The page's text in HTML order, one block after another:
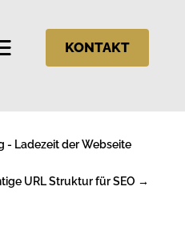
KONTAKT
- Ladezeit der Webseite
URL Struktur für SEO →